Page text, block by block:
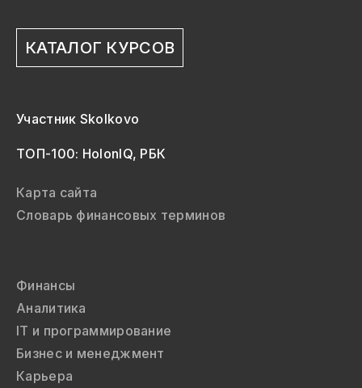
КАТАЛОГ КУРСОВ
Участник Skolkovo
ТОП-100: HolonIQ, РБК
Карта сайта
Словарь финансовых терминов
Финансы
Аналитика
IT и программирование
Бизнес и менеджмент
Карьера